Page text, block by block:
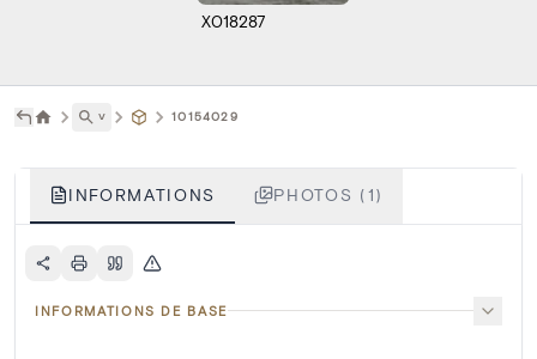
X018287
˅ 10154029
INFORMATIONS PHOTOS (1)
INFORMATIONS DE BASE